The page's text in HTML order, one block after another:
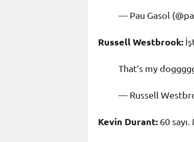
— Pau Gasol
Russell Westbrook:
That’s my
— Russell
Kevin Durant: 60